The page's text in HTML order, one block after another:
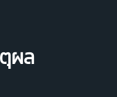
ผล